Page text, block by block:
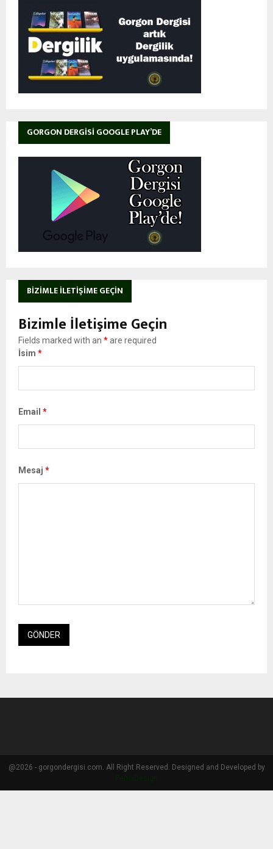
GORGON DERGISI GOOGLE PLAY’DE
BIZIMLE İLETIŞIME GEÇIN
Bizimle İletişime Geçin
Fields marked with an *are required
İsim *
Email *
Mesaj *
@2026 - gorgondergisi.com. All Right Reserved. Designed and Developed by